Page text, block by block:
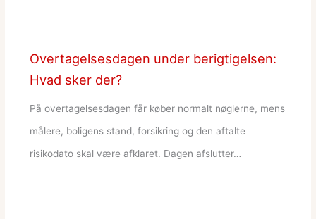
Overtagelsesdagen under berigtigelsen:
Hvad sker der?
På overtagelsesdagen får køber normalt nøglerne, mens
målere, boligens stand, forsikring og den aftalte
risikodato skal være afklaret. Dagen afslutter…